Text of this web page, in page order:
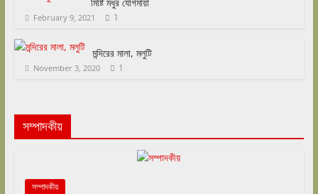
February 9, 2021 1
মন্দিরের মালা, মলুটি
November 3, 2020 1
সম্পাদকীয়
সম্পাদকীয়